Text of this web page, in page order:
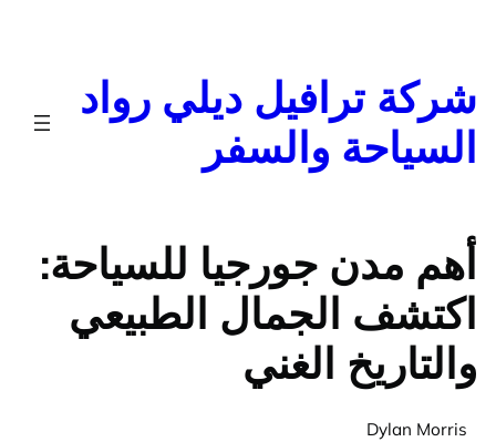
شركة ترافيل ديلي رواد
السياحة والسفر
أهم مدن جورجيا للسياحة:
اكتشف الجمال الطبيعي
والتاريخ الغني
Dylan Morris